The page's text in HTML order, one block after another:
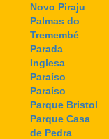
Novo Piraju
Palmas do
Tremembé
Parada
Inglesa
Paraíso
Paraíso
Parque Bristol
Parque Casa
de Pedra